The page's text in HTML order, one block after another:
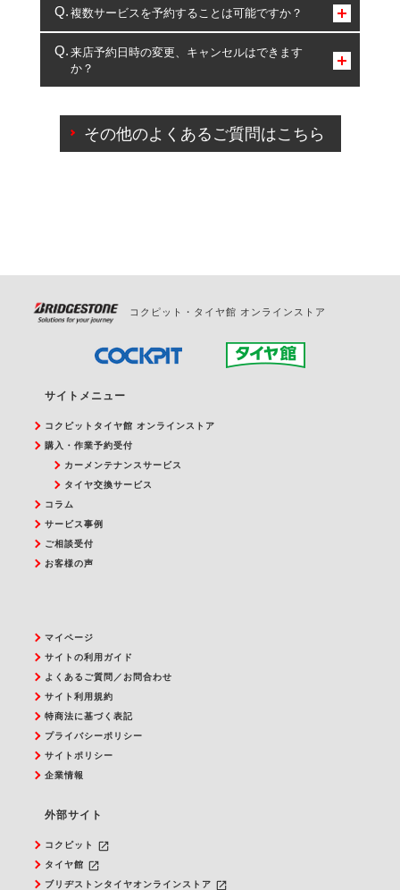
コクピット・タイヤ館のみとなります。
複数サービスを予約することは可能ですか？
複数サービスのご予約は可能です。
一部の商品・サービスの組み合わせに限り、同時にご予約が
出来ないものもございます。
来店予約日時の変更、キャンセルはできます
か？
ご来店予約日の3営業日前を過ぎている場合のご予約
の日時変更につきましては、直接ご予約の店舗まで
その他のよくあるご質問はこちら
コクピット・タイヤ館 オンラインストア
サイトメニュー
コクピットタイヤ館 オンラインストア
購入・作業予約受付
カーメンテナンスサービス
タイヤ交換サービス
コラム
サービス事例
ご相談受付
お客様の声
マイページ
サイトの利用ガイド
よくあるご質問／お問合わせ
サイト利用規約
特商法に基づく表記
プライバシーポリシー
サイトポリシー
企業情報
外部サイト
コクピット launch
タイヤ館 launch
ブリヂストンタイヤオンラインストア launch